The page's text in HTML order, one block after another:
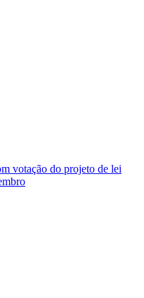
votação do projeto de lei